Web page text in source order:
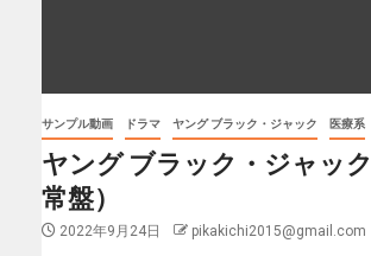
サンプル動画 ドラマ ヤング ブラック・ジャック 医療系
ヤング ブラック・ジャッ
常盤）
2022年9月24日 pikakichi2015@gmail.com